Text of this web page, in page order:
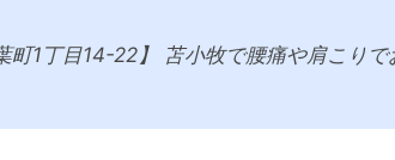
町1丁目14-22】 苫小牧で腰痛や肩こり